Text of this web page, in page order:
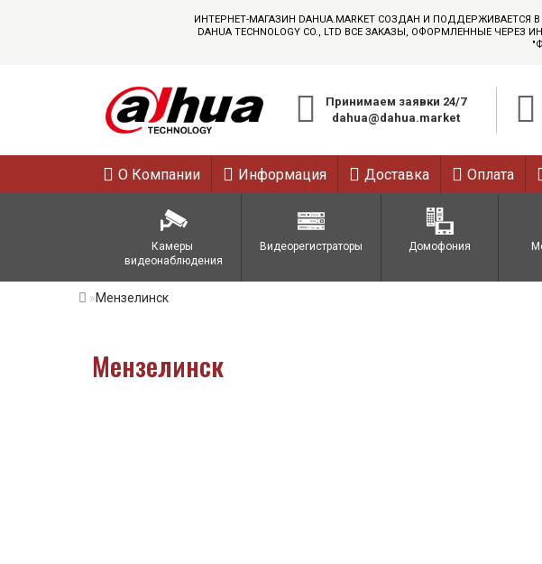
ИНТЕРНЕТ-МАГАЗИН DAHUA.MARKET СОЗДАН И
DAHUA TECHNOLOGY CO., LTD ВСЕ ЗАКАЗЫ, ОФОРМЛЕННЫЕ
Принимаем заявки 24/7
dahua@dahua.market
О Компании Информация Доставка Оплата
Камеры
видеонаблюдения
Видеорегистраторы Домофония
Мензелинск
Мензелинск